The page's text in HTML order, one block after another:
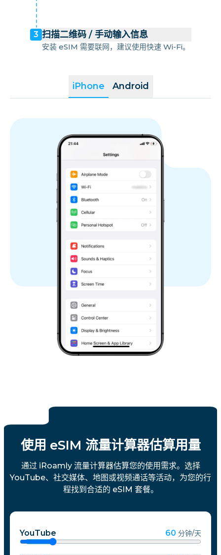
iPhone Android
3 扫描二维码 / 手动输入信息
安装 eSIM 需要联网，建议使用快速 Wi-Fi。
使用 eSIM 流量计算器估算用量
通过 iRoamly 流量计算器估算您的使用需求。选择
YouTube、社交媒体、地图或视频通话等活动，为您的行
程找到合适的 eSIM 套餐。
YouTube 60 分钟/天